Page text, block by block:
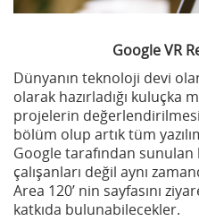
Google VR
Dünyanın teknoloji devi
olarak hazırladığı kuluçka
projelerin değerlendirilmesi
bölüm olup artık tüm
Google tarafından
çalışanları değil aynı
Area 120’ nin sayfasını
katkıda bulunabilecekler.